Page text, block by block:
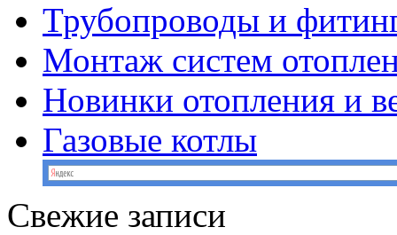
Трубопроводы и
Монтаж систем
Новинки отопления и
Газовые котлы
Свежие записи